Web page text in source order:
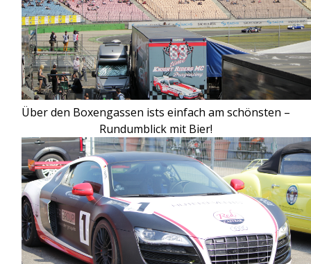
Über den Boxengassen ists einfach am schönsten –
Rundumblick mit Bier!